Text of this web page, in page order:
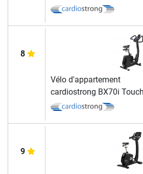
8
Vélo d'appartement
cardiostrong BX70i Touch
9